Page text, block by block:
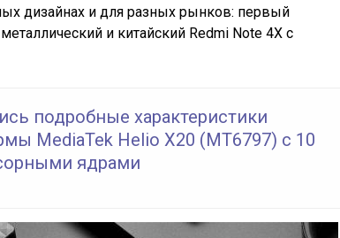
дизайнах и для разных рынков: первый
и китайский Redmi Note 4X с
подробные характеристики
MediaTek Helio X20 (MT6797) с 10
ядрами